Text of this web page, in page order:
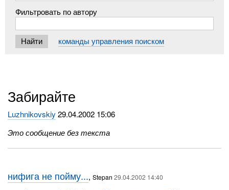
Фильтровать по автору
команды управления поиском
Забирайте
Luzhnikovskiy 29.04.2002 15:06
Это сообщение без текста
нифига не пойму...,Stepan29.04.2002 14:40